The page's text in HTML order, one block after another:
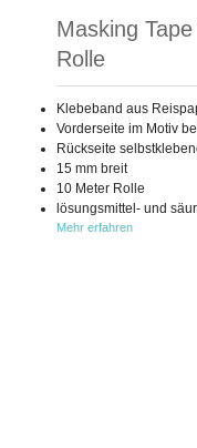
Masking
Rolle
Klebeband aus
Vorderseite im Motiv
Rückseite
15 mm breit
10 Meter Rolle
lösungsmittel- und
Mehr erfahren